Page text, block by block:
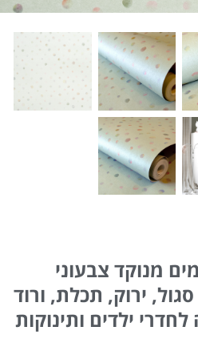
מנוקד צבעוני
ירוק, תכלת, ורוד
ילדים ותינוקות